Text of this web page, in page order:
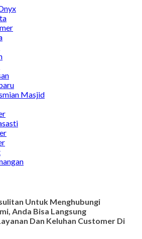
Masjid
Untuk Menghubungi
Anda Bisa Langsung
Dan Keluhan Customer Di